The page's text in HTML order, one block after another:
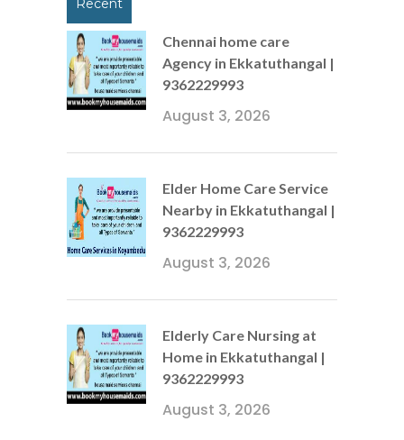
Recent
Chennai home care
Agency in Ekkatuthangal |
9362229993
August 3, 2026
Elder Home Care Service
Nearby in Ekkatuthangal |
9362229993
August 3, 2026
Elderly Care Nursing at
Home in Ekkatuthangal |
9362229993
August 3, 2026